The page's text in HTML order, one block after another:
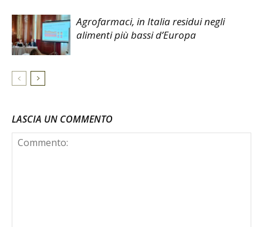
Agrofarmaci, in Italia residui negli
alimenti più bassi d’Europa
LASCIA UN COMMENTO